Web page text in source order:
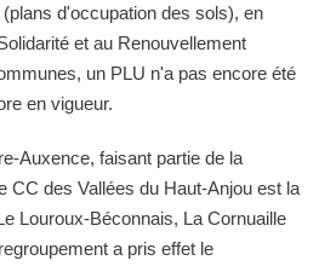
d'occupation des sols), en
et au Renouvellement
un PLU n'a pas encore été
en vigueur.
Auxence, faisant partie de la
CC des Vallées du Haut-Anjou est la
Louroux-Béconnais, La Cornuaille
a pris effet le